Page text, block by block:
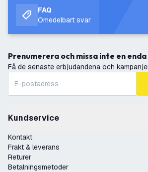
FAQ
Omedelbart svar
Prenumerera och missa inte en
Få de senaste erbjudandena och
Kundservice
Kontakt
Frakt & leverans
Returer
Betalningsmetoder